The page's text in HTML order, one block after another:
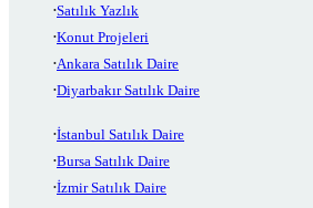
Satılık Yazlık
Konut Projeleri
Ankara Satılık Daire
Diyarbakır Satılık Daire
İstanbul Satılık Daire
Bursa Satılık Daire
İzmir Satılık Daire